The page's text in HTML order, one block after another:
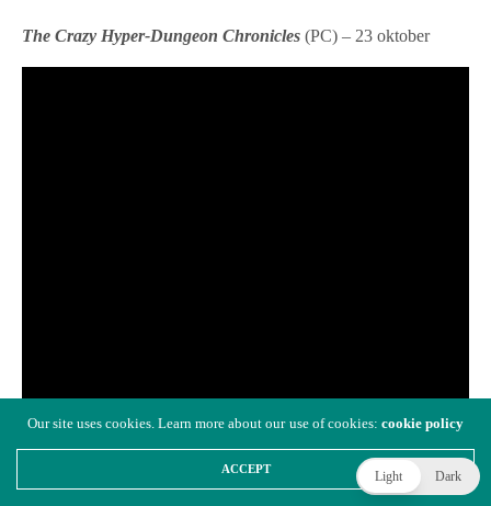
The Crazy Hyper-Dungeon Chronicles (PC) – 23 oktober
Light Dark
Our site uses cookies. Learn more about our use of cookies: cookie policy
ACCEPT